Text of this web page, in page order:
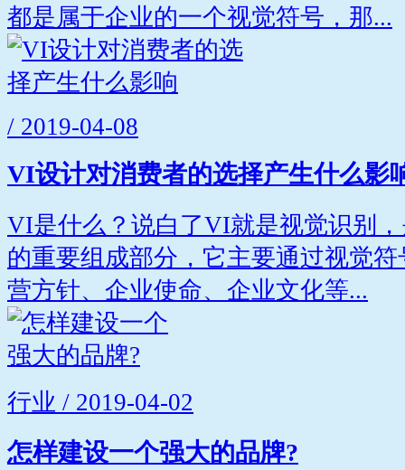
都是属于企业的一个视觉符号，那...
/ 2019-04-08
VI设计对消费者的选择产生什么影
VI是什么？说白了VI就是视觉识别
的重要组成部分，它主要通过视觉
营方针、企业使命、企业文化等...
行业 / 2019-04-02
怎样建设一个强大的品牌?